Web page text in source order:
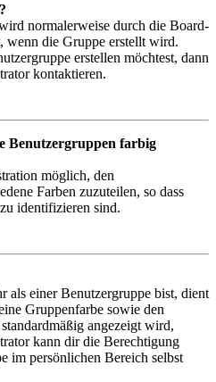
normalerweise durch die Board-
wenn die Gruppe erstellt wird.
erstellen möchtest, dann
kontaktieren.
Benutzergruppen farbig
möglich, den
Farben zuzuteilen, so dass
identifizieren sind.
als einer Benutzergruppe bist, dient
Gruppenfarbe sowie den
angezeigt wird,
kann dir die Berechtigung
im persönlichen Bereich selbst